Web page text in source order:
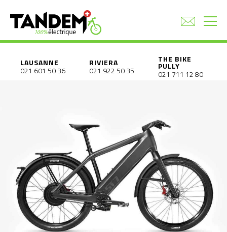
LAUSANNE
021 601 50 36
RIVIERA
021 922 50 35
THE BIKE
PULLY
021 711 12 80